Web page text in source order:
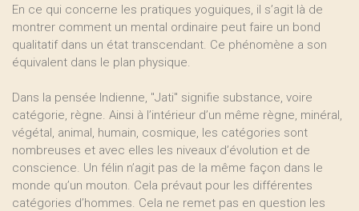
En ce qui concerne les pratiques yoguiques, il s’agit là de
montrer comment un mental ordinaire peut faire un bond
qualitatif dans un état transcendant. Ce phénomène a son
équivalent dans le plan physique.
Dans la pensée Indienne, "Jati" signifie substance, voire
catégorie, règne. Ainsi à l’intérieur d’un même règne, minéral,
végétal, animal, humain, cosmique, les catégories sont
nombreuses et avec elles les niveaux d’évolution et de
conscience. Un félin n’agit pas de la même façon dans le
monde qu’un mouton. Cela prévaut pour les différentes
catégories d’hommes. Cela ne remet pas en question les